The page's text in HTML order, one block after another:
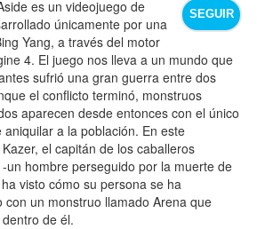
SEGUIR
es un videojuego de
únicamente por una
Yang, a través del motor
4. El juego nos lleva a un mundo que
sufrió una gran guerra entre dos
el conflicto terminó, monstruos
aparecen desde entonces con el único
aniquilar a la población. En este
el capitán de los caballeros
un hombre perseguido por la muerte de
visto cómo su persona se ha
con un monstruo llamado Arena que
de él.